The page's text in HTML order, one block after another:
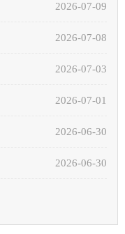
2026-07-09
2026-07-08
2026-07-03
2026-07-01
2026-06-30
2026-06-30